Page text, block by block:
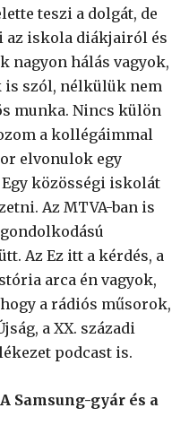
teszi a dolgát, de
az iskola diákjairól és
nagyon hálás vagyok,
is szól, nélkülük nem
munka. Nincs külön
a kollégáimmal
elvonulok egy
közösségi iskolát
Az MTVA-ban is
Az Ez itt a kérdés, a
arca én vagyok,
a rádiós műsorok,
a XX. századi
podcast is.
Samsung-gyár és a